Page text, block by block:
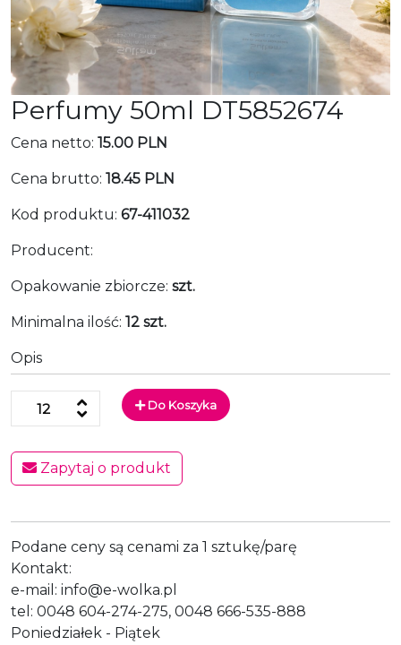
Perfumy 50ml DT5852674
Cena netto: 15.00 PLN
Cena brutto: 18.45 PLN
Kod produktu: 67-411032
Producent:
Opakowanie zbiorcze: szt.
Minimalna ilość: 12 szt.
Opis
Do Koszyka
Zapytaj o produkt
Podane ceny są cenami za 1 sztukę/parę
Kontakt:
e-mail: info@e-wolka.pl
tel: 0048 604-274-275, 0048 666-535-888
Poniedziałek - Piątek